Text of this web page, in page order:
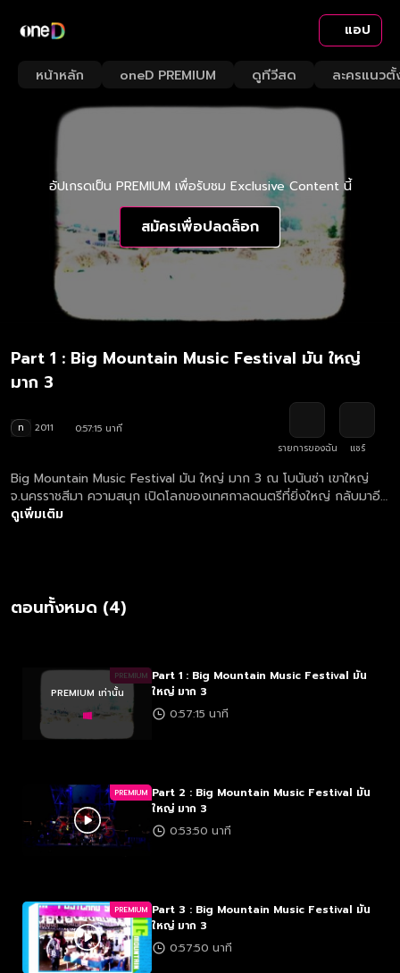
แอป
หน้าหลัก oneD PREMIUM ดูทีวีสด ละครแนวตั้
อัปเกรดเป็น PREMIUM เพื่อรับชม Exclusive Content นี้
สมัครเพื่อปลดล็อก
Part 1 : Big Mountain Music Festival มัน ใหญ่
มาก 3
ท 2011
0:57:15 นาที
รายการของฉัน
แชร์
Big Mountain Music Festival มัน ใหญ่ มาก 3 ณ โบนันซ่า เขาใหญ่
จ.นครราชสีมา ความสนุก เปิดโลกของเทศกาลดนตรีที่ยิ่งใหญ่ กลับมาอีก
ครั้ง ด้วยสถิติจำนวนผู้ร่วมงานกว่า 50,000 คน และจำนวนเต็นท์กว่า
ดูเพิ่มเติม
ตอนทั้งหมด (4)
PREMIUM
PREMIUM เท่านั้น
Part 1 : Big Mountain Music Festival มัน
ใหญ่ มาก 3
0:57:15 นาที
PREMIUM Part 2 : Big Mountain Music Festival มัน
ใหญ่ มาก 3
0:53:50 นาที
PREMIUM Part 3 : Big Mountain Music Festival มัน
ใหญ่ มาก 3
0:57:50 นาที